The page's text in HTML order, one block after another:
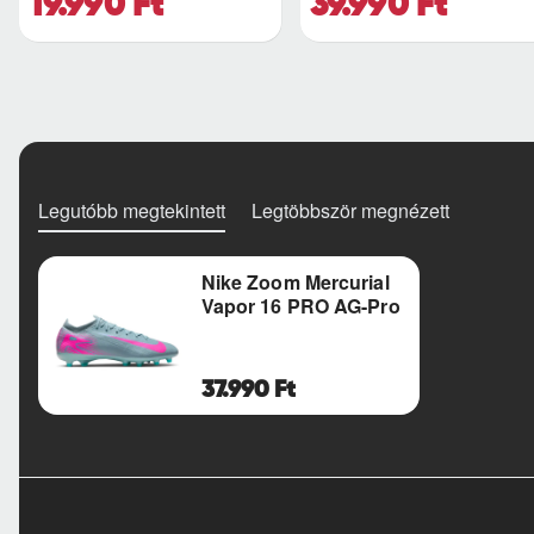
Legutóbb megtekintett Legtöbbször megnézett
Nike Zoom Mercurial
Vapor 16 PRO AG-Pro
37.990 Ft